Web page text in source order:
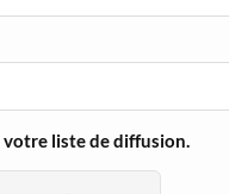
liste de diffusion.